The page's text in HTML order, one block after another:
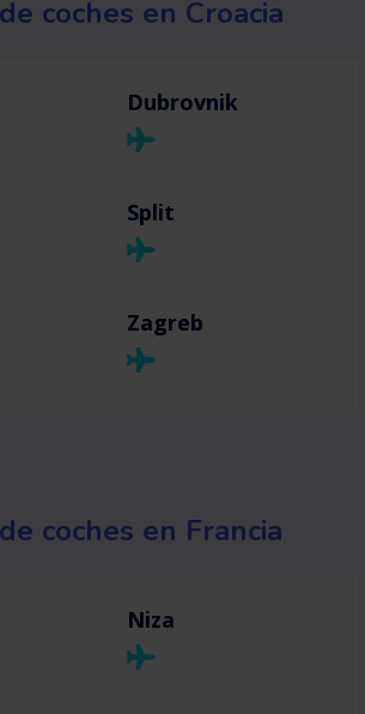
coches en Croacia
Dubrovnik
Split
Zagreb
coches en Francia
Niza